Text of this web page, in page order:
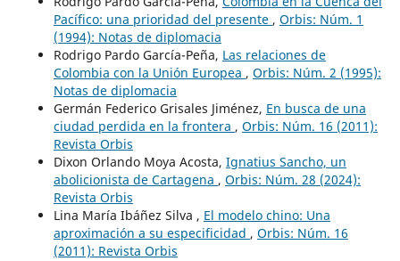
Pacífico: una prioridad del presente , Orbis: Núm. 1
(1994): Notas de diplomacia
Rodrigo Pardo García-Peña, Las relaciones de
Colombia con la Unión Europea , Orbis: Núm. 2 (1995):
Notas de diplomacia
Germán Federico Grisales Jiménez, En busca de una
ciudad perdida en la frontera , Orbis: Núm. 16 (2011):
Revista Orbis
Dixon Orlando Moya Acosta, Ignatius Sancho, un
abolicionista de Cartagena , Orbis: Núm. 28 (2024):
Revista Orbis
Lina María Ibáñez Silva , El modelo chino: Una
aproximación a su especificidad , Orbis: Núm. 16
(2011): Revista Orbis